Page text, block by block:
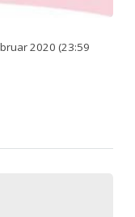
2020 (23:59